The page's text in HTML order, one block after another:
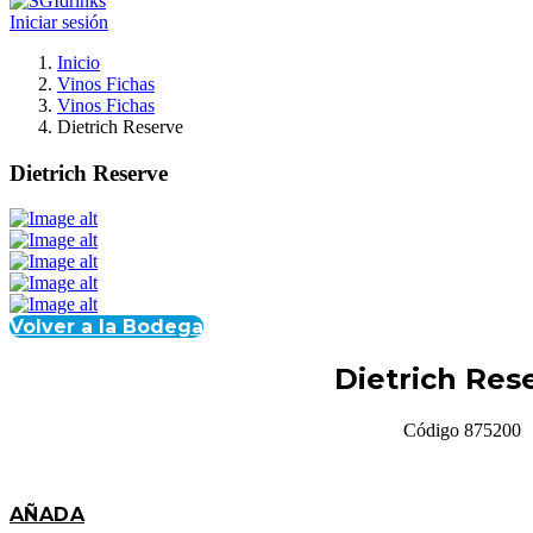
Iniciar sesión
Inicio
Vinos Fichas
Vinos Fichas
Dietrich Reserve
Dietrich Reserve
Volver a la Bodega
Dietrich
Código 875200
AÑADA